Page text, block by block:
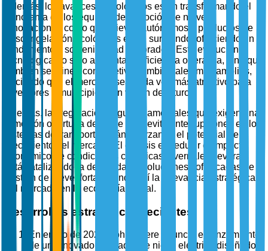
Además, los avances tecnológicos están transformando el
panorama de los equipos de remoción de nieve.
Innovaciones como quitanieves autónomos y productos de
descongelación ecológicos están surgiendo, ofreciendo un
rendimiento y sostenibilidad mejorados. Esta evolución
tecnológica no solo aumenta la eficiencia operativa, sino que
también se alinea con objetivos ambientales más amplios,
haciendo que el mercado sea cada vez más atractivo para
inversores y municipios con visión de futuro.
Además, las regulaciones gubernamentales que exigen una
remoción oportuna de nieve para evitar interrupciones en los
sistemas de transporte están reforzando el potencial de
crecimiento del mercado. El énfasis en reducir el impacto
económico de condiciones climáticas invernales severas
está catalizando la demanda de soluciones sofisticadas de
gestión de nieve, fortaleciendo así la relevancia estratégica
del mercado en la economía global.
Desarrollos estratégicos recientes
En enero de 2025, John Deere anunció el lanzamiento
de un innovador soplador de nieve eléctrico diseñado